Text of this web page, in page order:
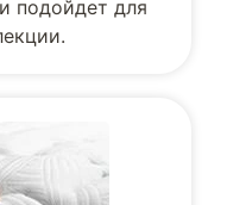
и подойдет для